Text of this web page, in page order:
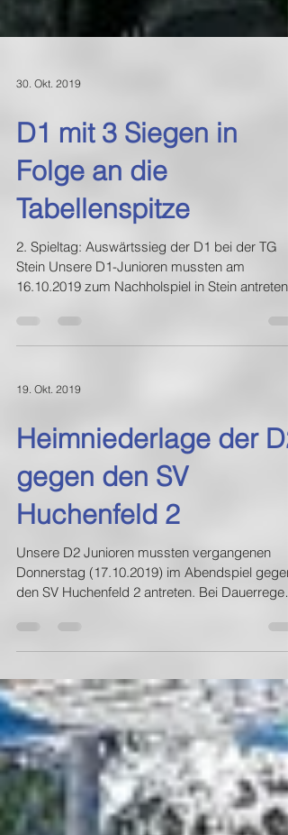
30. Okt. 2019
D1 mit 3 Siegen in
Folge an die
Tabellenspitze
2. Spieltag: Auswärtssieg der D1 bei der TG
Die...
19. Okt. 2019
Heimniederlage der D2
gegen den SV
Huchenfeld 2
Unsere D2 Junioren mussten vergangenen
und...